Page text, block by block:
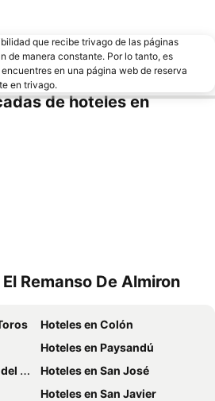
que recibe trivago de las páginas
de manera constante. Por lo tanto, es
en una página web de reserva
en trivago.
de hoteles en
Remanso De Almiron
Hoteles en Colón
Hoteles en Paysandú
Hoteles en San José
Hoteles en San Javier